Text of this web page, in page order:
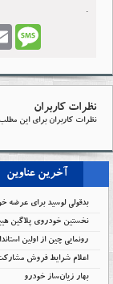
Message
نظرات کاربران
نظرات کاربران برای این
آخرین عناوین
بدقولی لوسید برای عرضه
نخستین خودروی پلاگین
رونمایی چین از اولین
اعلام شرایط فروش مشارکت
بهار زیان‌ساز خودرو